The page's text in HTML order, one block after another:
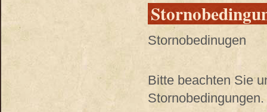
Stornobedinugen
Bitte beachten Sie